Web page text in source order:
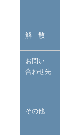
解 散
お問い
合わせ先
その他